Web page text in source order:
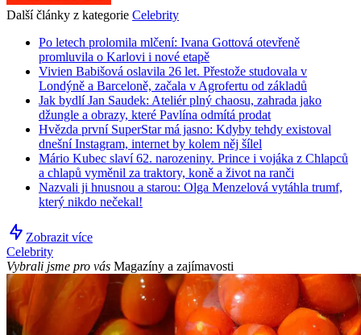
Další články z kategorie Celebrity
Po letech prolomila mlčení: Ivana Gottová otevřeně
promluvila o Karlovi i nové etapě
Vivien Babišová oslavila 26 let. Přestože studovala v
Londýně a Barceloně, začala v Agrofertu od základů
Jak bydlí Jan Saudek: Ateliér plný chaosu, zahrada jako
džungle a obrazy, které Pavlína odmítá prodat
Hvězda první SuperStar má jasno: Kdyby tehdy existoval
dnešní Instagram, internet by kolem něj šílel
Mário Kubec slaví 62. narozeniny. Prince i vojáka z Chlapců
a chlapů vyměnil za traktory, koně a život na ranči
Nazvali ji hnusnou a starou: Olga Menzelová vytáhla trumf,
který nikdo nečekal!
Zobrazit více
Celebrity
Vybrali jsme pro vás Magazíny a zajímavosti